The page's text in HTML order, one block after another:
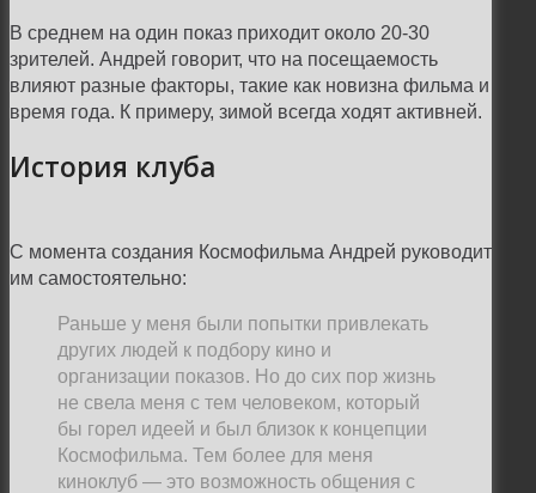
В среднем на один показ приходит около 20-30
зрителей. Андрей говорит, что на посещаемость
влияют разные факторы, такие как новизна фильма и
время года. К примеру, зимой всегда ходят активней.
История клуба
С момента создания Космофильма Андрей руководит
им самостоятельно:
Раньше у меня были попытки привлекать
других людей к подбору кино и
организации показов. Но до сих пор жизнь
не свела меня с тем человеком, который
бы горел идеей и был близок к концепции
Космофильма. Тем более для меня
киноклуб — это возможность общения с